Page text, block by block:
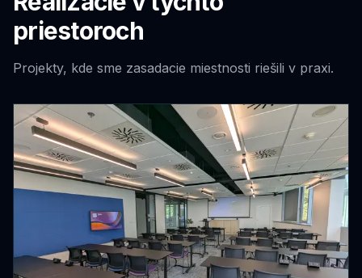
priestoroch
Projekty, kde sme zasadacie miestnosti riešili v praxi.